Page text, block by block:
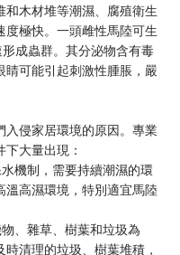
木材堆等潮濕、腐殖衛生
極快。一頭雌性馬陸可生
成蟲群。其分泌物含有毒
可能引起刺激性腫脹，嚴
入侵家居環境的原因。專業
大量出現：
機制，需要持續潮濕的環
溫高濕環境，特別適宜馬陸
、雜草、樹葉和垃圾為
清理的垃圾、樹葉堆積，